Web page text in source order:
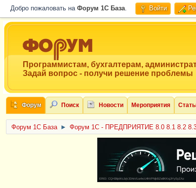
Добро пожаловать на Форум 1C База. Войти
Программистам, бухгалтерам,
Задай вопрос - получи решение проблемы
Форум Поиск Новости Мероприятия
Форум 1C База ► Форум 1С - ПРЕДПРИЯТИЕ 8.0 8.1 8.2
ERID: CQH36pWzJqVJD4xVLsnhcU4hVPNjkBZe8KKxjJiYySyZAz